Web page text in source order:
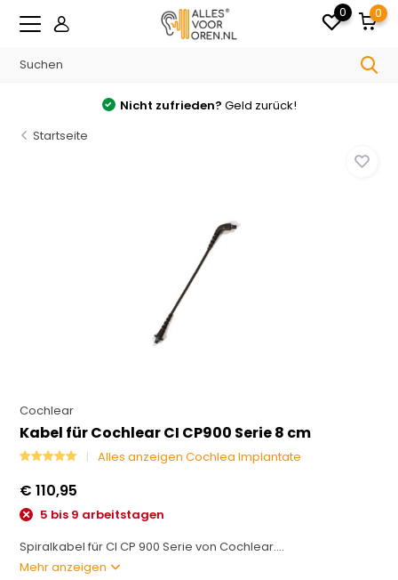
0 0
Nicht zufrieden? Geld zurück!
Startseite
Cochlear
Kabel für Cochlear CI CP900 Serie 8 cm
Alles anzeigen Cochlea Implantate
€ 110,95
5 bis 9 arbeitstagen
Spiralkabel für CI CP 900 Serie von Cochlear....
Mehr anzeigen